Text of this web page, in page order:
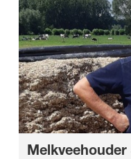
Melkveehouder